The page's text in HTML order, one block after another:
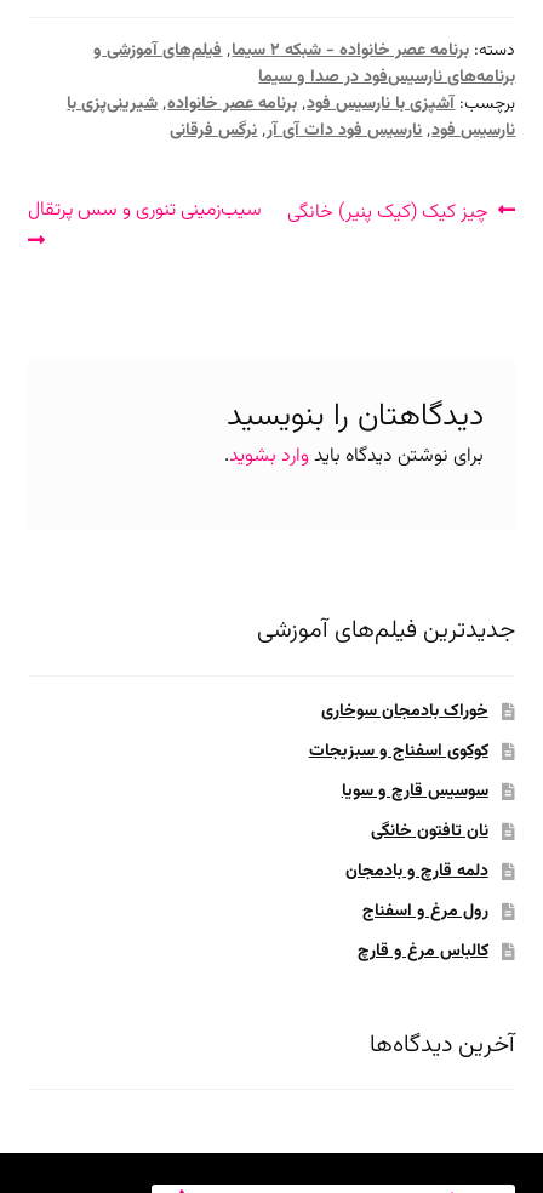
دسته:برنامه عصر خانواده - شبکه ۲ سیما ٬فیلم‌های آموزشی و
برنامه‌های نارسیس‌فود در صدا و سیما
برچسب:آشپزی با نارسیس فود٬برنامه عصر خانواده٬شیرینی‌پزی با
نارسیس فود٬نارسیس فود دات آی آر٬نرگس فرقانی
راهبری
نوشتهٔ
چیز کیک (کیک پنیر) خانگی
نوشتهٔ
سیب‌زمینی تنوری و سس پرتقال
دیدگاهتان را بنویسید
برای نوشتن دیدگاه بایدوارد بشوید.
جدیدترین فیلم‌های آموزشی
خوراک بادمجان سوخاری
کوکوی اسفناج و سبزیجات
سوسیس قارچ و سویا
نان تافتون خانگی
دلمه قارچ و بادمجان
رول مرغ و اسفناج
کالباس مرغ و قارچ
آخرین دیدگاه‌ها